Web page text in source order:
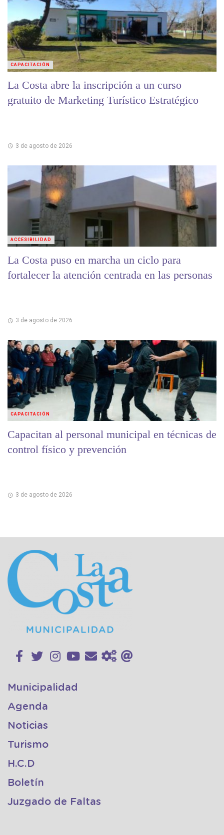
La Costa abre la inscripción a un curso
gratuito de Marketing Turístico Estratégico
3 de agosto de 2026
CAPACITACIÓN
La Costa puso en marcha un ciclo para
fortalecer la atención centrada en las personas
3 de agosto de 2026
ACCESIBILIDAD
Capacitan al personal municipal en técnicas de
control físico y prevención
3 de agosto de 2026
CAPACITACIÓN
Municipalidad
Agenda
Noticias
Turismo
H.C.D
Boletín
Juzgado de Faltas